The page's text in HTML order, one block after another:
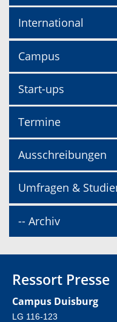
International
Campus
Start-ups
Termine
Ausschreibungen
Umfragen &
-- Archiv
Ressort Presse
Campus Duisburg
LG 116-123